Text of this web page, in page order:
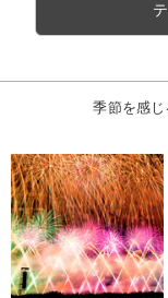
季節を感